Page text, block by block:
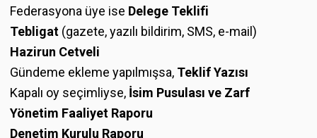
Federasyona üye ise Delege Teklifi
Tebligat (gazete, yazılı bildirim, SMS, e-mail)
Hazirun Cetveli
Gündeme ekleme yapılmışsa, Teklif Yazısı
Kapalı oy seçimliyse, İsim Pusulası ve Zarf
Yönetim Faaliyet Raporu
Denetim Kurulu Raporu